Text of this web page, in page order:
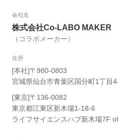
会社名
株式会社Co-LABO MAKER
（コラボメーカー）
住所
[本社]〒980-0803
宮城県仙台市青葉区国分町1丁目
[東京]〒136-0082
東京都江東区新木場1-18-6
ライフサイエンスハブ新木場7F